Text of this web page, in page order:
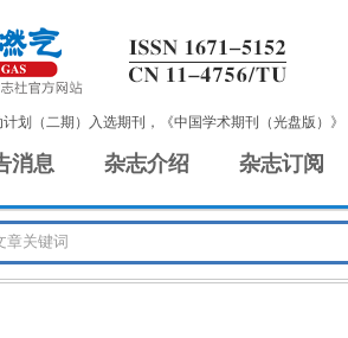
划（二期）入选期刊，《中国学术期刊（光盘版）
消息 杂志介绍 杂志订阅